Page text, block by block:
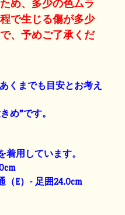
め、多少の色ムラ
で生じる傷が多少
、予めご了承くだ
くまでも目安とお考え
め”です。
着用しています。
（E）- 足囲24.0cm